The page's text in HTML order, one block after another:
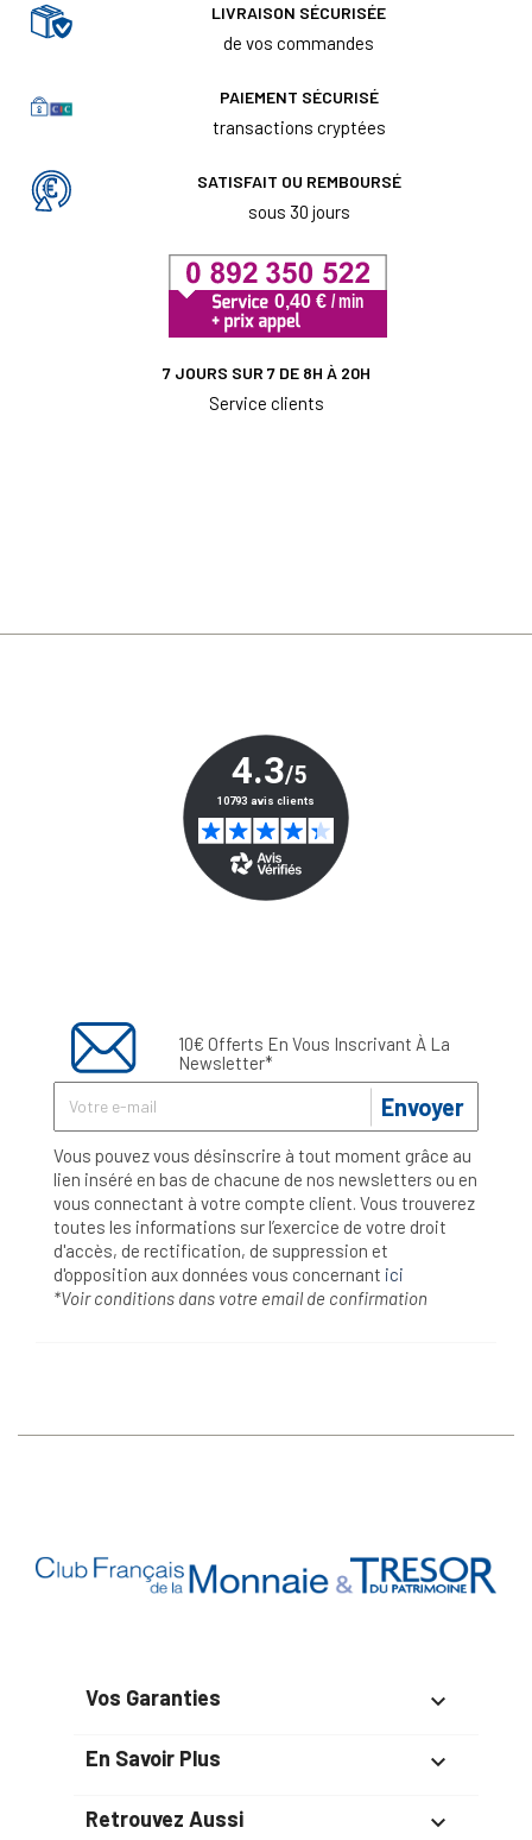
LIVRAISON SÉCURISÉE
de vos commandes
PAIEMENT SÉCURISÉ
transactions cryptées
SATISFAIT OU REMBOURSÉ
sous 30 jours
7 JOURS SUR 7 DE 8H À 20H
Service clients
10€ Offerts En Vous Inscrivant À La
Newsletter*
Envoyer
Vous pouvez vous désinscrire à tout moment grâce au
lien inséré en bas de chacune de nos newsletters ou en
vous connectant à votre compte client. Vous trouverez
toutes les informations sur l’exercice de votre droit
d'accès, de rectification, de suppression et
d'opposition aux données vous concernant ici
*Voir conditions dans votre email de confirmation
Vos Garanties 
En Savoir Plus 
Retrouvez Aussi 